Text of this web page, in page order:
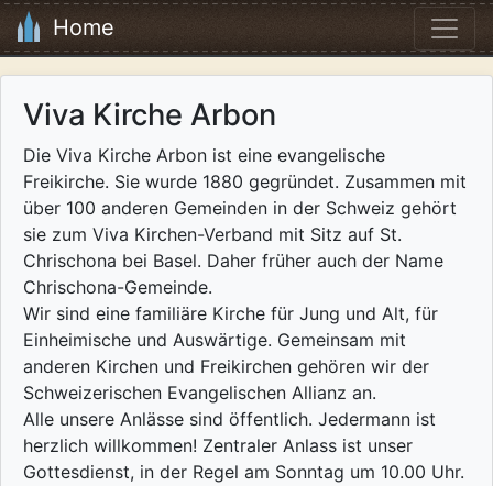
Home
Viva Kirche Arbon
Die Viva Kirche Arbon ist eine evangelische
Freikirche. Sie wurde 1880 gegründet. Zusammen mit
über 100 anderen Gemeinden in der Schweiz gehört
sie zum Viva Kirchen-Verband mit Sitz auf St.
Chrischona bei Basel. Daher früher auch der Name
Chrischona-Gemeinde.
Wir sind eine familiäre Kirche für Jung und Alt, für
Einheimische und Auswärtige. Gemeinsam mit
anderen Kirchen und Freikirchen gehören wir der
Schweizerischen Evangelischen Allianz an.
Alle unsere Anlässe sind öffentlich. Jedermann ist
herzlich willkommen! Zentraler Anlass ist unser
Gottesdienst, in der Regel am Sonntag um 10.00 Uhr.